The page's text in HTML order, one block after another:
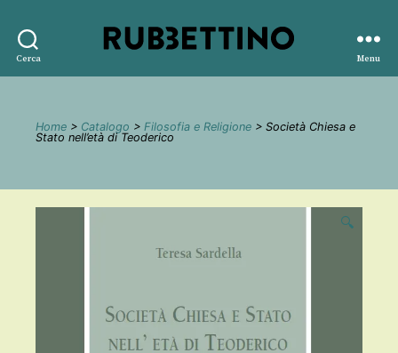
Cerca
editore
Menu
Home > Catalogo > Filosofia e Religione > Società Chiesa e
Stato nell’età di Teoderico
🔍